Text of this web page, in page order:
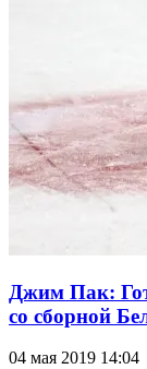
Джим Пак:
со сборной
04 мая 2019 14:04